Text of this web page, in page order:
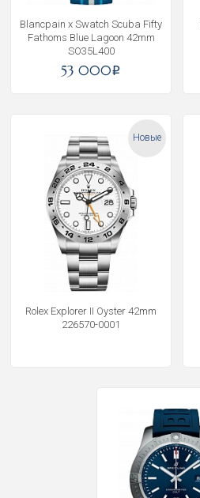
Blancpain x Swatch Scuba Fifty
Fathoms Blue Lagoon 42mm
SO35L400
53 000i
Новые
Rolex Explorer II Oyster 42mm
226570-0001